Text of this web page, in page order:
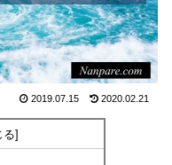
2019.07.15 2020.02.21